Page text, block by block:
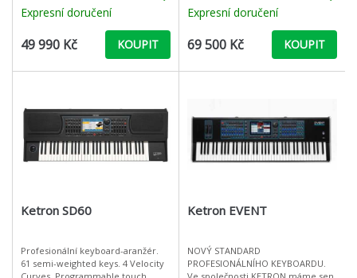
Expresní doručení
49 990 Kč KOUPIT
Expresní doručení
69 500 Kč KOUPIT
Ketron SD60
Profesionální keyboard-aranžér.
61 semi-weighted keys. 4 Velocity
Ketron EVENT
NOVÝ STANDARD
PROFESIONÁLNÍHO KEYBOARDU.